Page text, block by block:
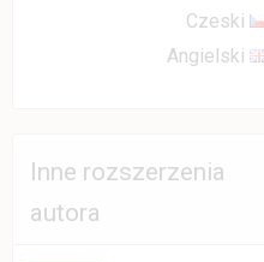
Czeski
Angielski
Inne rozszerzenia
autora